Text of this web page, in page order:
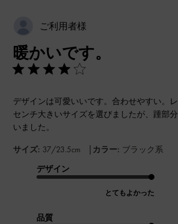
ご利用者様
暖かいです。
デザインは可愛いいです。合わせやすい。
センチ大きいサイズを選びましたが、踵部
いました。
サイズ: 37/23.5cm | カラー: ブラック系
デザイン
とてもよかった
品質